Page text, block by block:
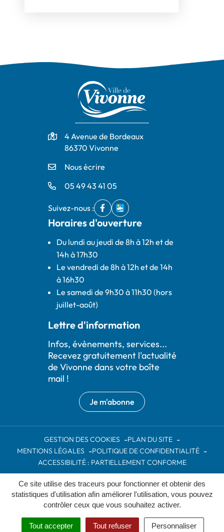
Ce site utilise des traceurs pour fonctionner et obtenir des
statistiques d'utilisation afin améliorer l'utilisation, vous pouvez
contrôler ceux que vous souhaitez activer.
Tout accepter Tout refuser Personnaliser
MENU
Adresse
4 Avenue de Bordeaux
86370 Vivonne
Nous écrire
05 49 43 41 05
Suivez-nous :
Facebook
(ouverture dans un nouvel onglet)
IntraMuros
(ouverture dans un nouvel
Horaires d'ouverture
Du lundi au jeudi de 8h à 12h et de
14h à 17h30
Le vendredi de 8h à 12h et de 14h
à 16h30
Le samedi de 9h30 à 11h30 (hors
juillet-août)
Lettre d'information
Infos, évènements, services...
Recevez gratuitement l'actualité
de Vivonne dans votre boîte
mail !
Je m'abonne
GESTION DES COOKIES
PLAN DU SITE
MENTIONS LÉGALES
POLITIQUE DE CONFIDENTIALITÉ
ACCESSIBILITÉ : PARTIELLEMENT CONFORME
Site réalisé parInovagora (ouverture dans un